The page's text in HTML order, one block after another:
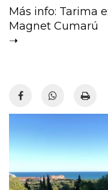
Más info: Tarima
Magnet Cumarú